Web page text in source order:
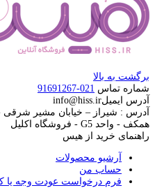
برگشت به بالا
شماره تماس 021-91691267
آدرس ایمیلinfo@hiss.ir
آدرس : شیراز – خیابان مشیر
همکف - واحد G5 - فروشگاه اکلیل
راهنمای خرید از هیس
آرشیو محصولات
حساب من
فرم درخواست عودت وجه یا